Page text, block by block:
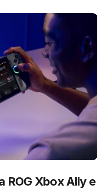
ROG Xbox Ally e